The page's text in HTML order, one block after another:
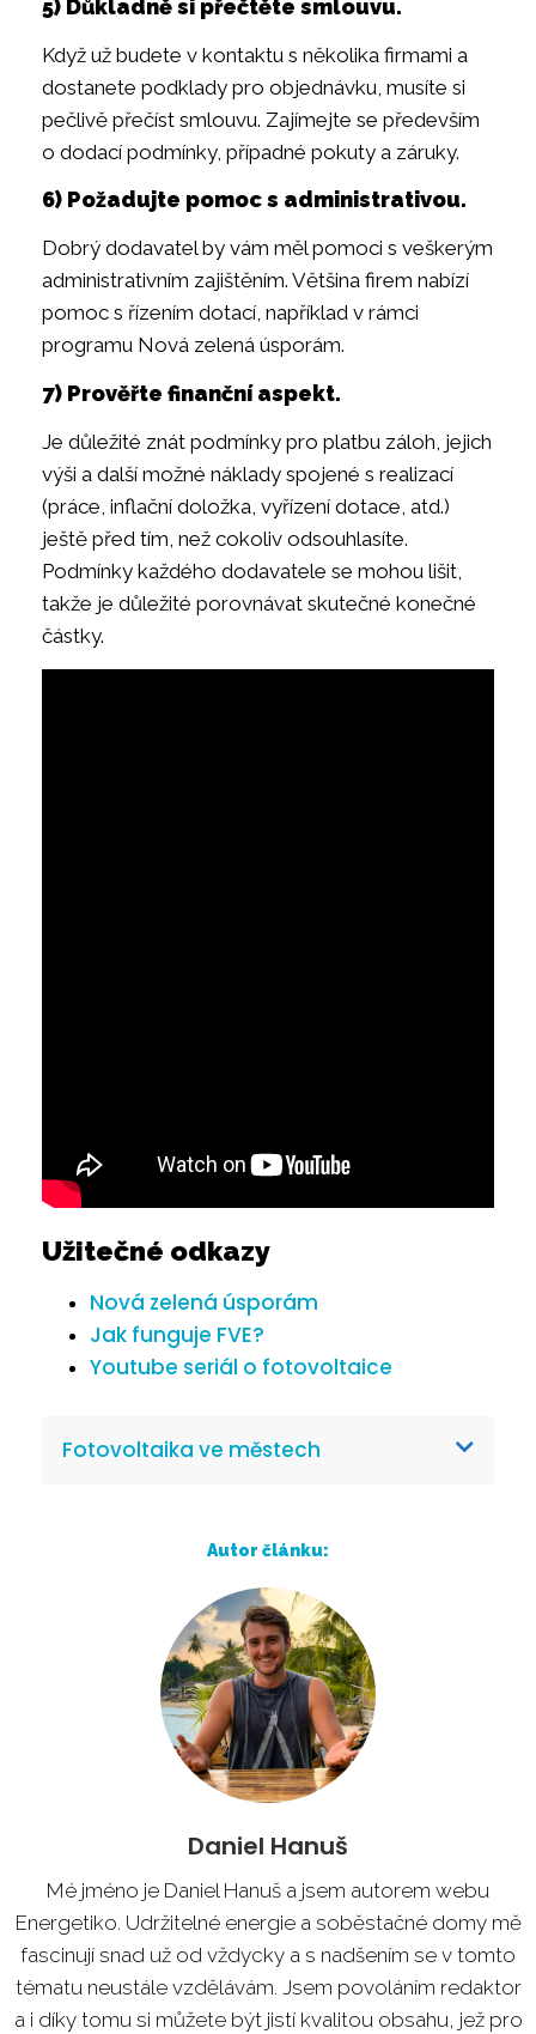
5) Důkladně si přečtěte smlouvu.
Když už budete v kontaktu s několika firmami a
dostanete podklady pro objednávku, musíte si
pečlivě přečíst smlouvu. Zajímejte se především
o dodací podmínky, případné pokuty a záruky.
6) Požadujte pomoc s administrativou.
Dobrý dodavatel by vám měl pomoci s veškerým
administrativním zajištěním. Většina firem nabízí
pomoc s řízením dotací, například v rámci
programu Nová zelená úsporám.
7) Prověřte finanční aspekt.
Je důležité znát podmínky pro platbu záloh, jejich
výši a další možné náklady spojené s realizací
(práce, inflační doložka, vyřízení dotace, atd.)
ještě před tím, než cokoliv odsouhlasíte.
Podmínky každého dodavatele se mohou lišit,
takže je důležité porovnávat skutečné konečné
částky.
Užitečné odkazy
Nová zelená úsporám
Jak funguje FVE?
Youtube seriál o fotovoltaice
Fotovoltaika ve městech
Autor článku:
Daniel Hanuš
Mé jméno je Daniel Hanuš a jsem autorem webu
Energetiko. Udržitelné energie a soběstačné domy mě
fascinují snad už od vždycky a s nadšením se v tomto
tématu neustále vzdělávám. Jsem povoláním redaktor
a i díky tomu si můžete být jistí kvalitou obsahu, jež pro